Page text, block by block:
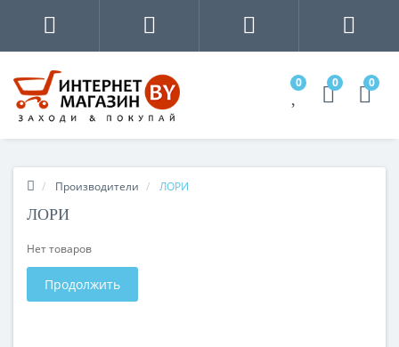
0 0 0
Производители ЛОРИ
ЛОРИ
Нет товаров
Продолжить